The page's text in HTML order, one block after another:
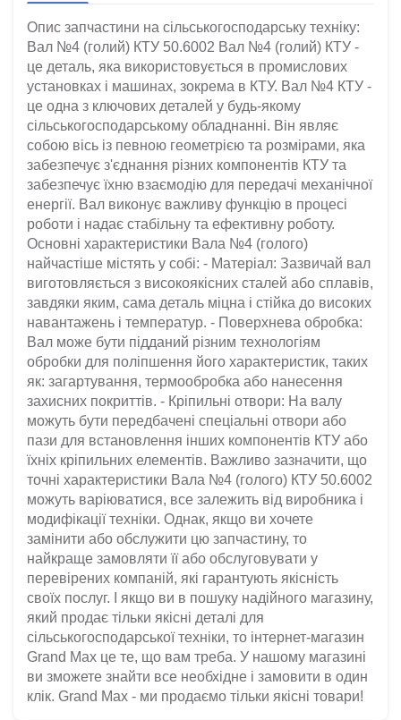
Опис запчастини на сільськогосподарську техніку:
Вал №4 (голий) КТУ 50.6002 Вал №4 (голий) КТУ -
це деталь, яка використовується в промислових
установках і машинах, зокрема в КТУ. Вал №4 КТУ -
це одна з ключових деталей у будь-якому
сільськогосподарському обладнанні. Він являє
собою вісь із певною геометрією та розмірами, яка
забезпечує з'єднання різних компонентів КТУ та
забезпечує їхню взаємодію для передачі механічної
енергії. Вал виконує важливу функцію в процесі
роботи і надає стабільну та ефективну роботу.
Основні характеристики Вала №4 (голого)
найчастіше містять у собі: - Матеріал: Зазвичай вал
виготовляється з високоякісних сталей або сплавів,
завдяки яким, сама деталь міцна і стійка до високих
навантажень і температур. - Поверхнева обробка:
Вал може бути підданий різним технологіям
обробки для поліпшення його характеристик, таких
як: загартування, термообробка або нанесення
захисних покриттів. - Кріпильні отвори: На валу
можуть бути передбачені спеціальні отвори або
пази для встановлення інших компонентів КТУ або
їхніх кріпильних елементів. Важливо зазначити, що
точні характеристики Вала №4 (голого) КТУ 50.6002
можуть варіюватися, все залежить від виробника і
модифікації техніки. Однак, якщо ви хочете
замінити або обслужити цю запчастину, то
найкраще замовляти її або обслуговувати у
перевірених компаній, які гарантують якісність
своїх послуг. І якщо ви в пошуку надійного магазину,
який продає тільки якісні деталі для
сільськогосподарської техніки, то інтернет-магазин
Grand Max це те, що вам треба. У нашому магазині
ви зможете знайти все необхідне і замовити в один
клік. Grand Max - ми продаємо тільки якісні товари!